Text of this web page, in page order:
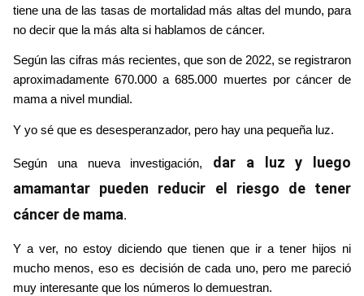
tiene una de las tasas de mortalidad más altas del mundo, para
no decir que la más alta si hablamos de cáncer.
Según las cifras más recientes, que son de 2022, se registraron
aproximadamente 670.000 a 685.000 muertes por cáncer de
mama a nivel mundial.
Y yo sé que es desesperanzador, pero hay una pequeña luz.
Según una nueva investigación, dar a luz y luego
amamantar pueden reducir el riesgo de tener
cáncer de mama.
Y a ver, no estoy diciendo que tienen que ir a tener hijos ni
mucho menos, eso es decisión de cada uno, pero me pareció
muy interesante que los números lo demuestran.